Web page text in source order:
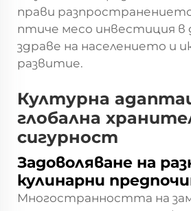
прави
птиче месо инвестиция в
здраве на населението и
развитие.
Културна
глобална
сигурност
Задоволяване на
кулинарни
Многостранността на